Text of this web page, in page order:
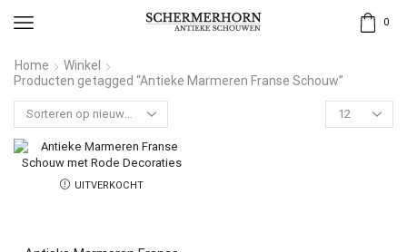
0
Home
Winkel
Producten getagged “Antieke Marmeren Franse Schouw”
UITVERKOCHT